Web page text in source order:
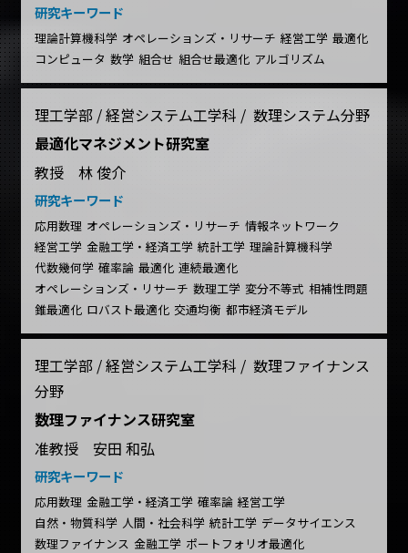
研究キーワード
理論計算機科学 オペレーションズ・リサーチ 経営工学 最適化
コンピュータ 数学 組合せ 組合せ最適化 アルゴリズム
理工学部 / 経営システム工学科 / 数理システム分野
最適化マネジメント研究室
教授 林 俊介
研究キーワード
応用数理 オペレーションズ・リサーチ 情報ネットワーク
経営工学 金融工学・経済工学 統計工学 理論計算機科学
代数幾何学 確率論 最適化 連続最適化
オペレーションズ・リサーチ 数理工学 変分不等式 相補性問題
錐最適化 ロバスト最適化 交通均衡 都市経済モデル
理工学部 / 経営システム工学科 / 数理ファイナンス
分野
数理ファイナンス研究室
准教授 安田 和弘
研究キーワード
応用数理 金融工学・経済工学 確率論 経営工学
自然・物質科学 人間・社会科学 統計工学 データサイエンス
数理ファイナンス 金融工学 ポートフォリオ最適化